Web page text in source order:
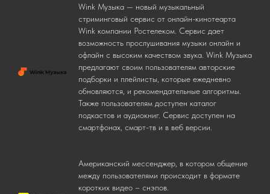
Wink Музыка — новый музыкальный
стриминговый сервис от онлайн-кинотеарта
Wink компании Ростелеком. Сервис дает
возможность прослушивания музыки онлайн и
офлайн с высоким качеством звука. Wink Музыка
предлагают своим пользователям авторские
подборки и плейлисты, которые ежедневно
обновляются, и рекомендательные алгоритмы.
Также пользователям доступен каталог
подкастов и аудиокниг. Сервис доступен на
смартфонах, смарт-тв и в веб версии.
Американский мессенджер, в котором общение
между пользователями происходит в формате
коротких видео – снэпов.